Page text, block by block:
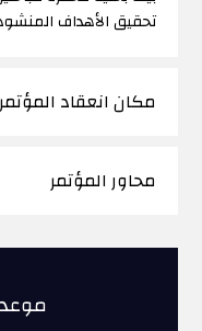
تحقيق الأهداف
مكان انعقاد المؤتمر
محاور المؤتمر